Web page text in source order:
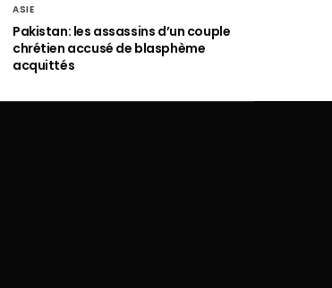
ASIE
Pakistan: les assassins d’un couple
chrétien accusé de blasphème
acquittés